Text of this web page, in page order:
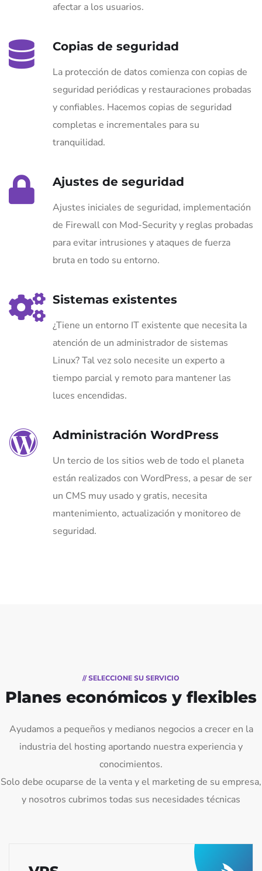
afectar a los usuarios.
Copias de seguridad
La protección de datos comienza con copias de
seguridad periódicas y restauraciones probadas
y confiables. Hacemos copias de seguridad
completas e incrementales para su
tranquilidad.
Ajustes de seguridad
Ajustes iniciales de seguridad, implementación
de Firewall con Mod-Security y reglas probadas
para evitar intrusiones y ataques de fuerza
bruta en todo su entorno.
Sistemas existentes
¿Tiene un entorno IT existente que necesita la
atención de un administrador de sistemas
Linux? Tal vez solo necesite un experto a
tiempo parcial y remoto para mantener las
luces encendidas.
Administración WordPress
Un tercio de los sitios web de todo el planeta
están realizados con WordPress, a pesar de ser
un CMS muy usado y gratis, necesita
mantenimiento, actualización y monitoreo de
seguridad.
// SELECCIONE SU SERVICIO
Planes económicos y flexibles
Ayudamos a pequeños y medianos negocios a crecer en la
industria del hosting aportando nuestra experiencia y
conocimientos.
Solo debe ocuparse de la venta y el marketing de su empresa,
y nosotros cubrimos todas sus necesidades técnicas